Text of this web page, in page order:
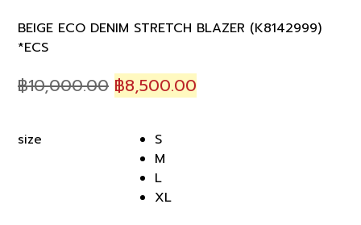
BEIGE ECO DENIM STRETCH BLAZER (K8142999)
*ECS
฿10,000.00 Original
was:
฿10,000.00.
฿8,500.00
size
S
M
L
XL